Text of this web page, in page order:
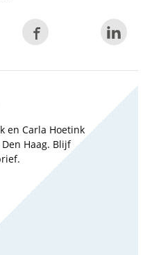
en Carla Hoetink
Haag. Blijf